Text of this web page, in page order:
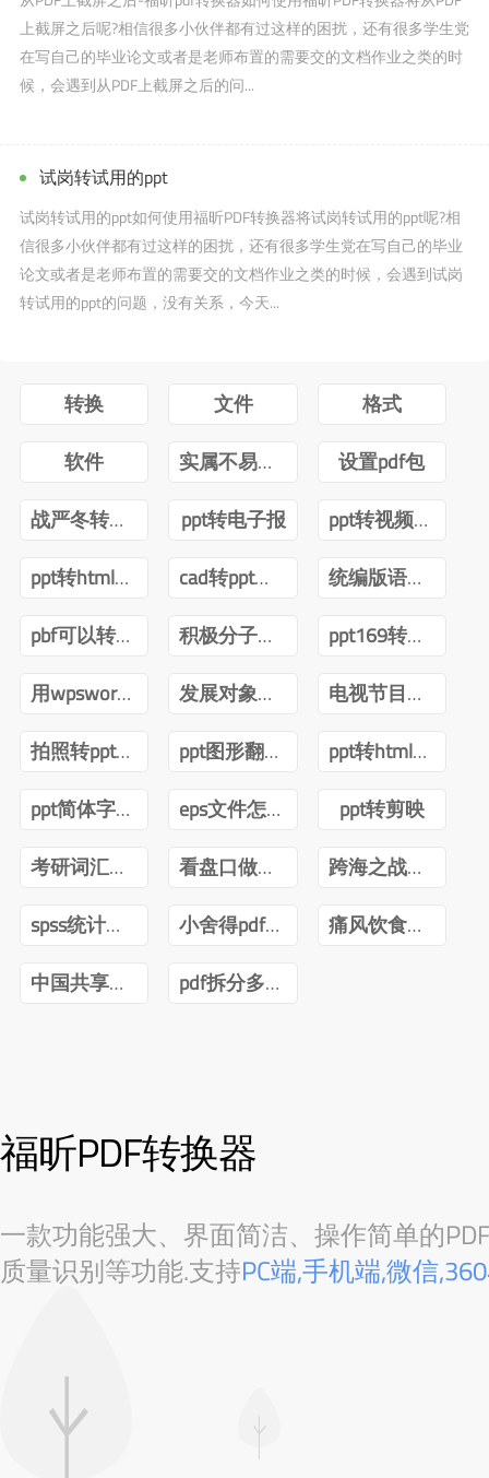
上截屏之后呢?相信很多小伙伴都有过这样的困扰，还有很多学生党
在写自己的毕业论文或者是老师布置的需要交的文档作业之类的时
候，会遇到从PDF上截屏之后的问...
试岗转试用的ppt
试岗转试用的ppt如何使用福昕PDF转换器将试岗转试用的ppt呢?相
信很多小伙伴都有过这样的困扰，还有很多学生党在写自己的毕业
论文或者是老师布置的需要交的文档作业之类的时候，会遇到试岗
转试用的ppt的问题，没有关系，今天...
转换 文件
格式
软件
实属不易牛转乾坤图片抖音
设置pdf包
战严冬转观念ppt
ppt转电子报
ppt转视频互转
ppt转html技术
cad转ppt可以吗
统编版语文四年级下册电子课本pdf
pbf可以转ppt吗
积极分子转预备党员ppt
ppt169转成43怎么内容排版不变
用wpsword转ppt
发展对象转预备党员答辩ppt
电视节目导播郑月pdf
拍照转ppt安卓
ppt图形翻转内容不转
ppt转html前端
ppt简体字转繁体字全篇
eps文件怎么转ppt
ppt转剪映
考研词汇闪过2022版PDF
看盘口做短线曹明成Pdf
跨海之战金门海南一江山PDF下载
spss统计分析与数据挖掘第三版pdf
小舍得pdf百度网盘
痛风饮食调养一本就够pdf下载
中国共享经济发展报告(2020)pdf
pdf拆分多个pdf免费
福昕PDF转换器
一款功能强大、界面简洁、操作简单的
质量识别等功能.支持PC端,手机端,微信